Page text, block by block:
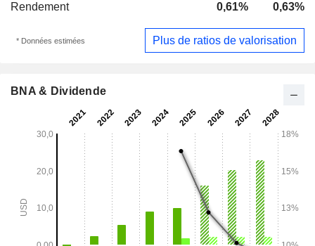
Rendement
0,61% 0,63%
* Données estimées Plus de ratios de valorisation
BNA & Dividende